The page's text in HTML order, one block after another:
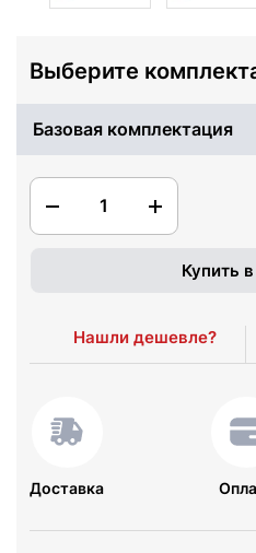
Выберите
Базовая комплектация
1
Купить
Нашли дешевле?
Доставка